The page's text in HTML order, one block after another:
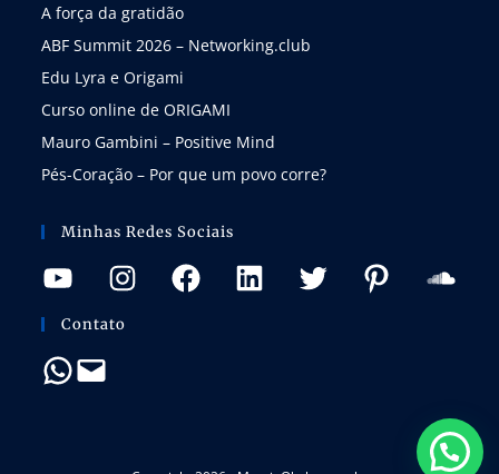
A força da gratidão
ABF Summit 2026 – Networking.club
Edu Lyra e Origami
Curso online de ORIGAMI
Mauro Gambini – Positive Mind
Pés-Coração – Por que um povo corre?
Minhas Redes Sociais
Contato